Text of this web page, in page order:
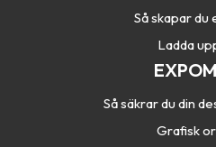
Så skapar du
Ladda
Så säkrar du din
Grafisk